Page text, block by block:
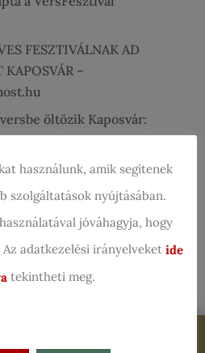
FESZTIVÁLNAK AD
–
öltözik Kaposvár:
VersFesztivál
hozzászólások
használunk, amik segítenek
szolgáltatások nyújtásában.
jóváhagyja, hogy
adatkezelési irányelveket ide
tekintheti meg.